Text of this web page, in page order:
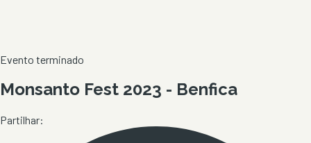
Evento terminado
Monsanto Fest 2023 - Benfica
Partilhar: